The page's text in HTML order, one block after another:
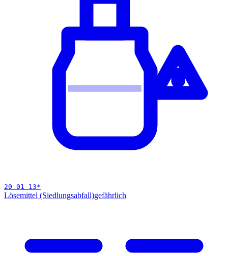
20 01 13*
Lösemittel (Siedlungsabfall)gefährlich